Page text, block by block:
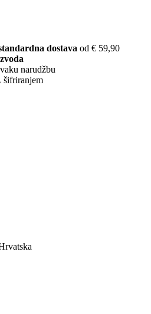
dostava od € 59,90
narudžbu
šifriranjem